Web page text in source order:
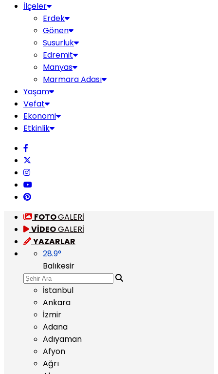
İlçeler
Erdek
Gönen
Susurluk
Edremit
Manyas
Marmara Adası
Yaşam
Vefat
Ekonomi
Etkinlik
FOTOGALERİ
VİDEOGALERİ
YAZARLAR
28.9°
Balıkesir
İstanbul
Ankara
İzmir
Adana
Adıyaman
Afyon
Ağrı